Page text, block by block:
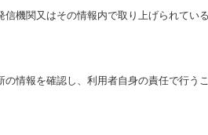
機関又はその情報内で取り上げられてい
情報を確認し、利用者自身の責任で行う